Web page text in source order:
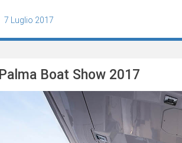
7 Luglio 2017
Palma Boat Show 2017